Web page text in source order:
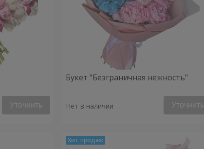
Уточнить
Букет "Безграничная нежность"
Нет в наличии Уточнить